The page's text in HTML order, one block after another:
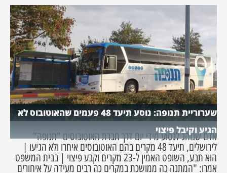
שערוריית תנופה: נוסע תיעד 48 פעמים שהאוטובוס לא
הגיע וקיבל פיצוי
אדם שנוהג לנסוע מידי יום דרך חברת האוטובוסים "תנופה"
לירושלים, תיעד 48 מקרים בהם האוטובוסים איחרו ולא הגיעו |
הוא תבע, השופט האמין ל-23 מקרים וקבע פיצוי | בבית המשפט
אמרו: "המתנה כה ממושכת במקרים כה רבים מעידה על איחורים